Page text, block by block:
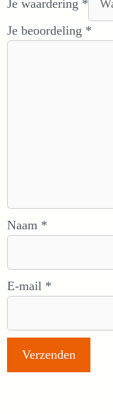
Je waardering *
Je beoordeling *
Naam *
E-mail *